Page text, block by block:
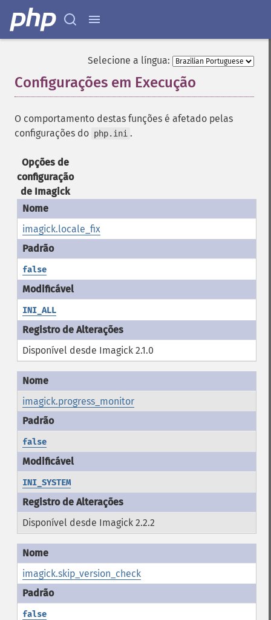
Selecione a língua:
Configurações em Execução
O comportamento destas funções é afetado pelas
configurações do php.ini .
Opções de
configuração
de Imagick
imagick.locale_fix
false
INI_ALL
Disponível desde Imagick 2.1.0
imagick.progress_monitor
false
INI_SYSTEM
Disponível desde Imagick 2.2.2
imagick.skip_version_check
false